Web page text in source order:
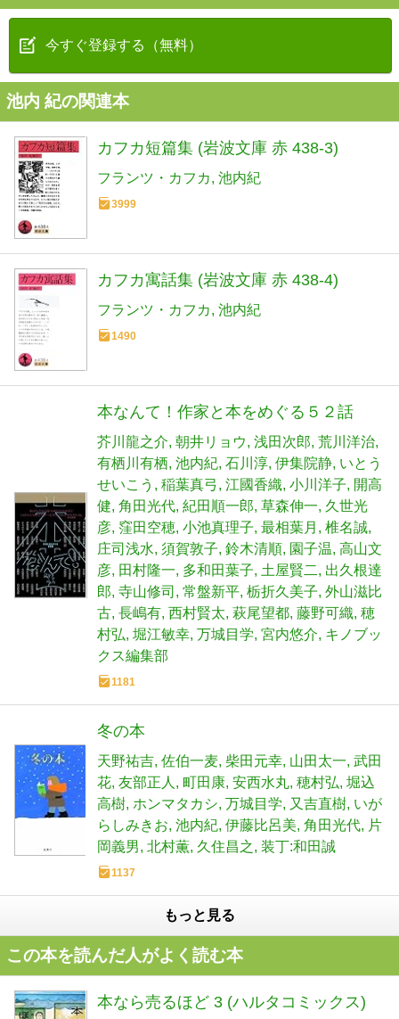
今すぐ登録する（無料）
池内 紀の関連本
カフカ短篇集 (岩波文庫 赤 438-3)
フランツ・カフカ 池内紀
3999
カフカ寓話集 (岩波文庫 赤 438-4)
フランツ・カフカ 池内紀
1490
本なんて！作家と本をめぐる５２話
芥川龍之介 朝井リョウ 浅田次郎 荒川洋治
有栖川有栖 池内紀 石川淳 伊集院静 いとう
せいこう
稲葉真弓 江國香織 小川洋子
開高
健 角田光代 紀田順一郎 草森伸一 久世光
彦 窪田空穂 小池真理子 最相葉月
椎名誠
庄司浅水 須賀敦子 鈴木清順 園子温 高山文
彦 田村隆一 多和田葉子 土屋賢二
出久根達
郎 寺山修司 常盤新平 栃折久美子 外山滋比
古 長嶋有 西村賢太 萩尾望都 藤野可織 穂
村弘 堀江敏幸 万城目学 宮内悠介 キノブッ
クス編集部
1181
冬の本
天野祐吉 佐伯一麦 柴田元幸 山田太一 武田
花 友部正人 町田康 安西水丸 穂村弘 堀込
高樹 ホンマタカシ 万城目学 又吉直樹 いが
らしみきお 池内紀 伊藤比呂美 角田光代
片
岡義男 北村薫 久住昌之 装丁:和田誠
1137
もっと見る
この本を読んだ人がよく読む本
本なら売るほど 3 (ハルタコミックス)